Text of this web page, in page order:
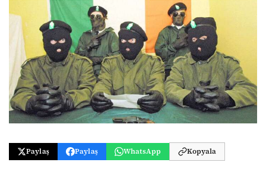
Paylaş Paylaş WhatsApp Kopyala